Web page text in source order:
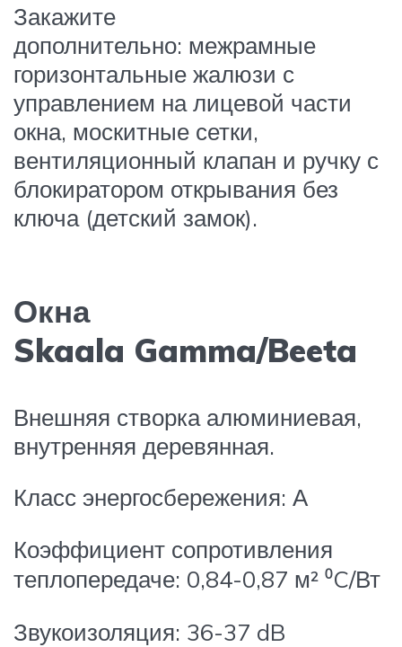
Закажите
дополнительно: межрамные
горизонтальные жалюзи с
управлением на лицевой части
окна, москитные сетки,
вентиляционный клапан и ручку с
блокиратором открывания без
ключа (детский замок).
Окна
Skaala Gamma/Beeta
Внешняя створка алюминиевая,
внутренняя деревянная.
Класс энергосбережения: А
Коэффициент сопротивления
теплопередаче: 0,84-0,87 м² ⁰C/Вт
Звукоизоляция: 36-37 dB